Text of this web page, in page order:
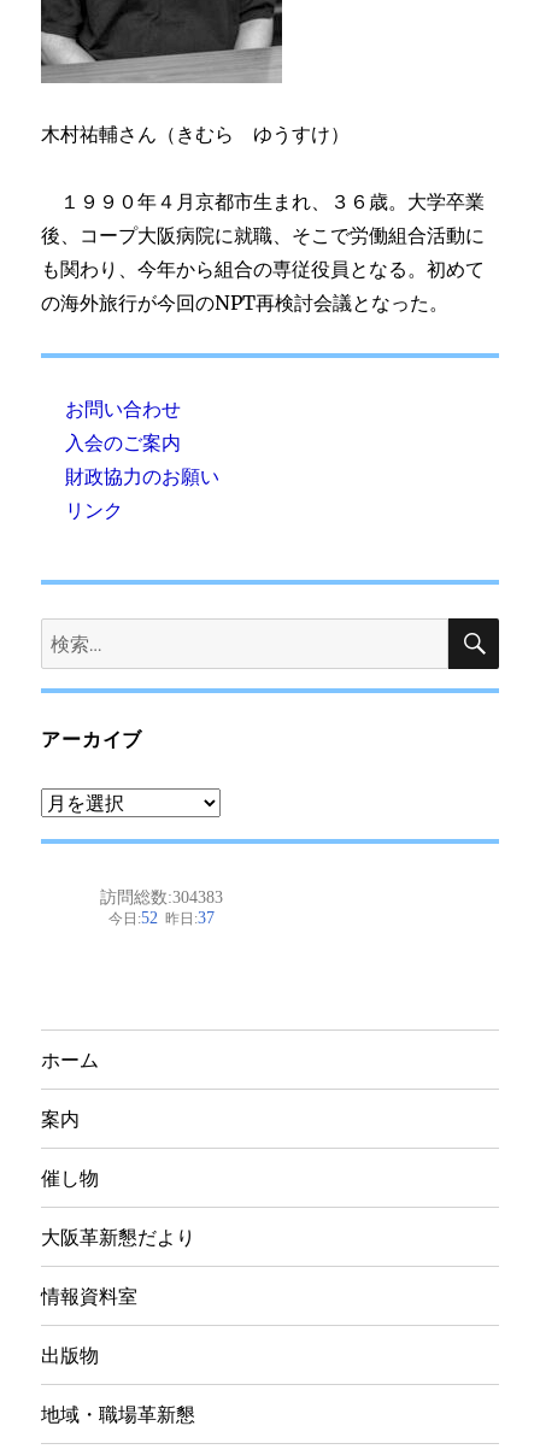
木村祐輔さん（きむら ゆうすけ）
１９９０年４月京都市生まれ、３６歳。大学卒業
後、コープ大阪病院に就職、そこで労働組合活動に
も関わり、今年から組合の専従役員となる。初めて
の海外旅行が今回のNPT再検討会議となった。
お問い合わせ
入会のご案内
財政協力のお願い
リンク
検
索:
検
アーカイブ
ア
ー
ホーム
案内
催し物
大阪革新懇だより
情報資料室
出版物
地域・職場革新懇